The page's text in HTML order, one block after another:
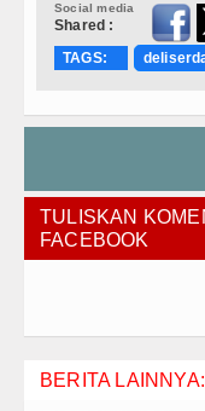
Social media
Shared :
TAGS:
TULISKAN
FACEBOOK
BERITA LAINNYA: